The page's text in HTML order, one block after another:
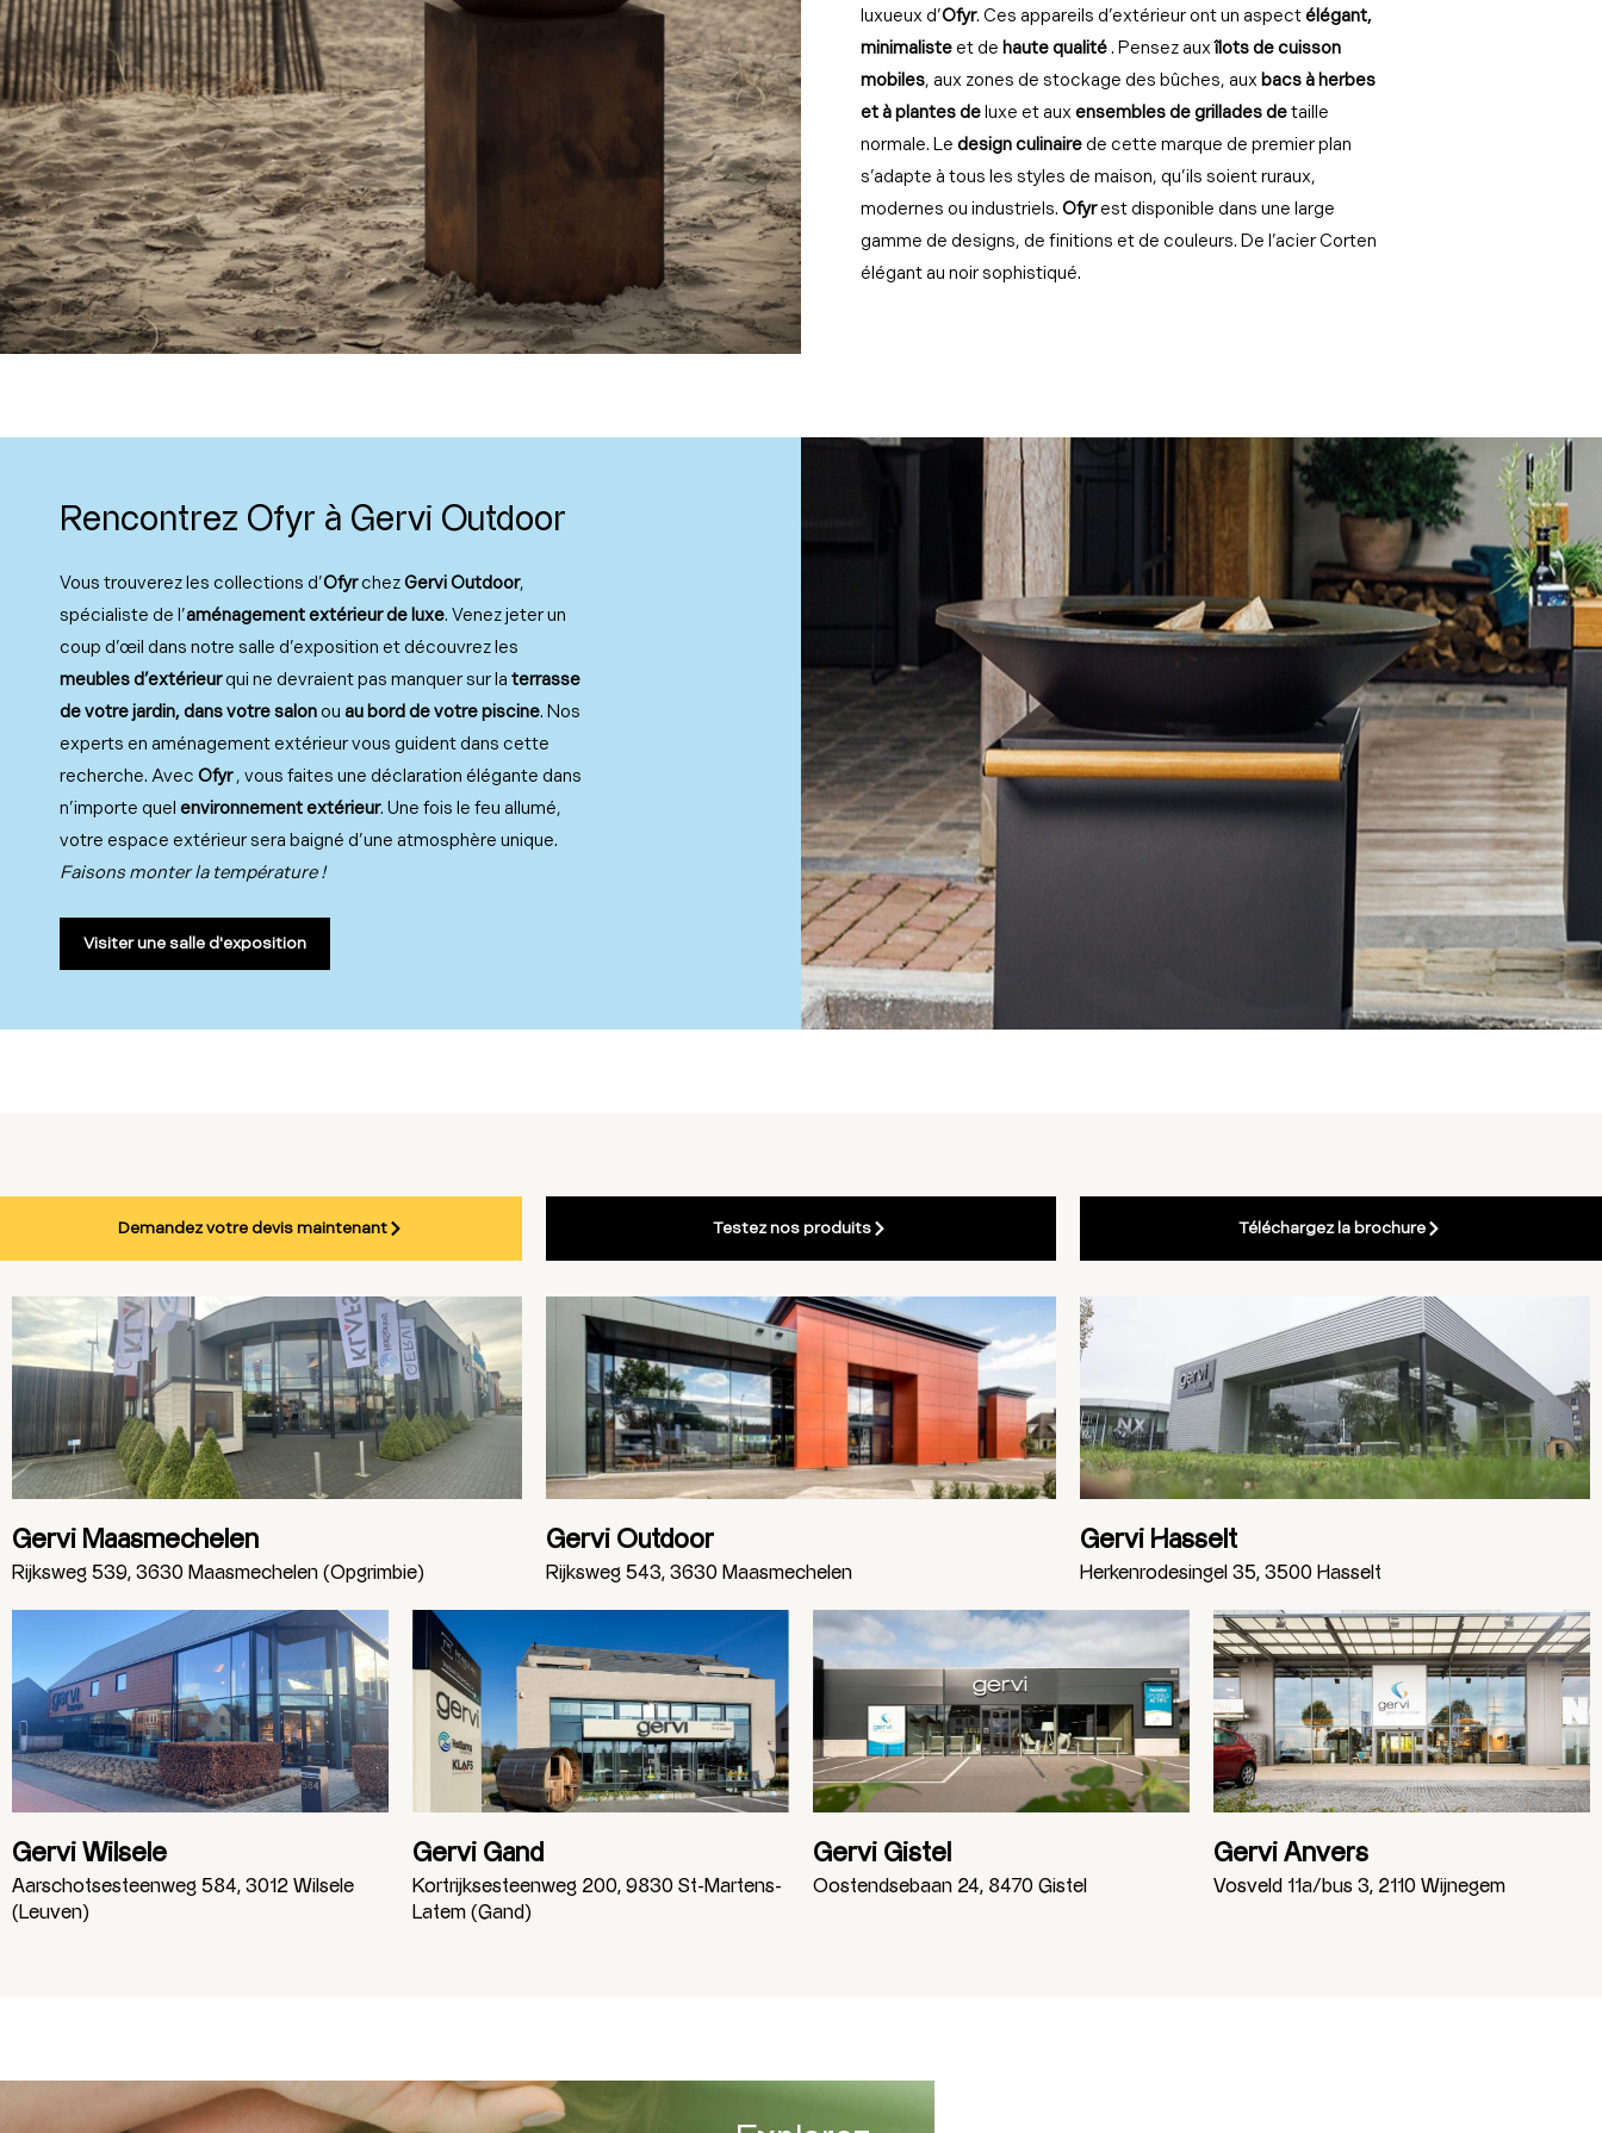
luxueux d’Ofyr. Ces appareils d’extérieur ont un aspectélégant,
minimaliste et de haute qualité. Pensez auxîlots de cuisson
mobiles, aux zones de stockage des bûches, aux bacs à herbes
et à plantes deluxe et aux ensembles de grillades detaille
normale. Le design culinaire de cette marque de premier plan
s’adapte à tous les styles de maison, qu’ils soient ruraux,
modernes ou industriels. Ofyrest disponible dans une large
gamme de designs, de finitions et de couleurs. De l’acier Corten
élégant au noir sophistiqué.
Rencontrez Ofyr à Gervi Outdoor
Vous trouverez les collections d’OfyrchezGervi Outdoor,
spécialiste de l’aménagement extérieur de luxe. Venez jeter un
coup d’œil dans notre salle d’exposition et découvrez les
meubles d’extérieurqui ne devraient pas manquer sur la terrasse
de votre jardin, dans votre salonou au bord de votre piscine. Nos
experts en aménagement extérieur vous guident dans cette
recherche. Avec Ofyr, vous faites une déclaration élégante dans
n’importe quel environnement extérieur. Une fois le feu allumé,
votre espace extérieur sera baigné d’une atmosphère unique.
Faisons monter la température !
Visiter une salle d'exposition
Demandez votre devis maintenant Testez nos produits Téléchargez la brochure
Gervi Maasmechelen
Rijksweg 539, 3630 Maasmechelen (Opgrimbie)
Gervi Outdoor
Rijksweg 543, 3630 Maasmechelen
Gervi Hasselt
Herkenrodesingel 35, 3500 Hasselt
Gervi Wilsele
Aarschotsesteenweg 584, 3012 Wilsele
(Leuven)
Gervi Gand
Kortrijksesteenweg 200, 9830 St-Martens-
Latem (Gand)
Gervi Gistel
Oostendsebaan 24, 8470 Gistel
Gervi Anvers
Vosveld 11a/bus 3, 2110 Wijnegem